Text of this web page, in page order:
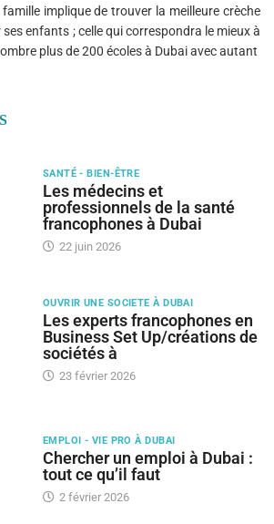
famille implique de trouver la meilleure crèche
enfants ; celle qui correspondra le mieux à
plus de 200 écoles à Dubai avec autant
SANTÉ - BIEN-ÊTRE
Les médecins et
professionnels de la santé
francophones à Dubai
22 juin 2026
OUVRIR UNE SOCIETE À DUBAI
Les experts francophones en
Business Set Up/créations de
sociétés à
23 février 2026
EMPLOI - VIE PRO À DUBAI
Chercher un emploi à Dubai :
tout ce qu’il faut
2 février 2026